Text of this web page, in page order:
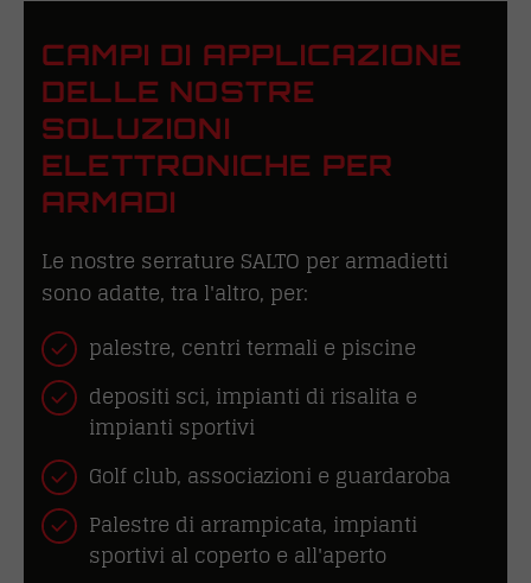
CAMPI DI APPLICAZIONE
DELLE NOSTRE
SOLUZIONI
ELETTRONICHE PER
ARMADI
Le nostre serrature SALTO per armadietti
sono adatte, tra l'altro, per:
palestre, centri termali e piscine
depositi sci, impianti di risalita e
impianti sportivi
Golf club, associazioni e guardaroba
Palestre di arrampicata, impianti
sportivi al coperto e all'aperto